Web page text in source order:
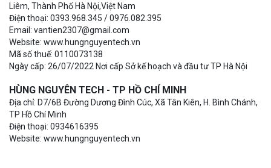
Liêm, Thành Phố Hà Nội,Việt Nam
Điện thoại: 0393.968.345 / 0976.082.395
Email: vantien2307@gmail.com
Website: www.hungnguyentech.vn
Mã số thuế: 0110073138
Ngày cấp: 26/07/2022 Nơi cấp Sở kế hoạch và đầu tư TP Hà Nội
HÙNG NGUYÊN TECH - TP HỒ CHÍ MINH
Địa chỉ: D7/6B Đường Dương Đình Cúc, Xã Tân Kiên, H. Bình Chánh,
TP Hồ Chí Minh
Điện thoại: 0934616395
Website: www.hungnguyentech.vn